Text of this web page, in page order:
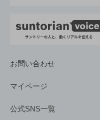
お問い合わせ
マイページ
公式SNS一覧